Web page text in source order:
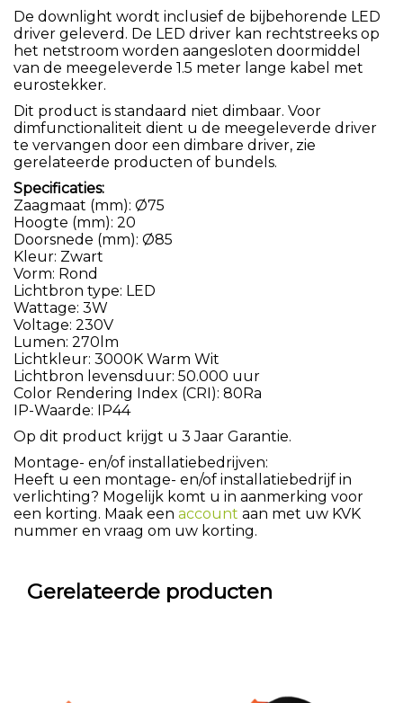
De downlight wordt inclusief de bijbehorende LED
driver geleverd. De LED driver kan rechtstreeks op
het netstroom worden aangesloten doormiddel
van de meegeleverde 1.5 meter lange kabel met
eurostekker.
Dit product is standaard niet dimbaar. Voor
dimfunctionaliteit dient u de meegeleverde driver
te vervangen door een dimbare driver, zie
gerelateerde producten of bundels.
Specificaties:
Zaagmaat (mm): Ø75
Hoogte (mm): 20
Doorsnede (mm): Ø85
Kleur: Zwart
Vorm: Rond
Lichtbron type: LED
Wattage: 3W
Voltage: 230V
Lumen: 270lm
Lichtkleur: 3000K Warm Wit
Lichtbron levensduur: 50.000 uur
Color Rendering Index (CRI): 80Ra
IP-Waarde: IP44
Op dit product krijgt u 3 Jaar Garantie.
Montage- en/of installatiebedrijven:
Heeft u een montage- en/of installatiebedrijf in
verlichting? Mogelijk komt u in aanmerking voor
een korting. Maak een account aan met uw KVK
nummer en vraag om uw korting.
Gerelateerde producten